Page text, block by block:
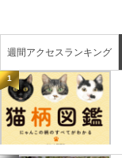
週間アクセスランキング
1